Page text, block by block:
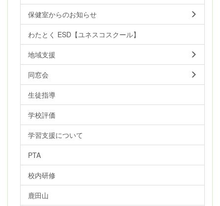
保健室からのお知らせ
わたとく ESD【ユネスコスクール】
地域支援
同窓会
生徒指導
学校評価
学習支援について
PTA
校内研修
鹿田山